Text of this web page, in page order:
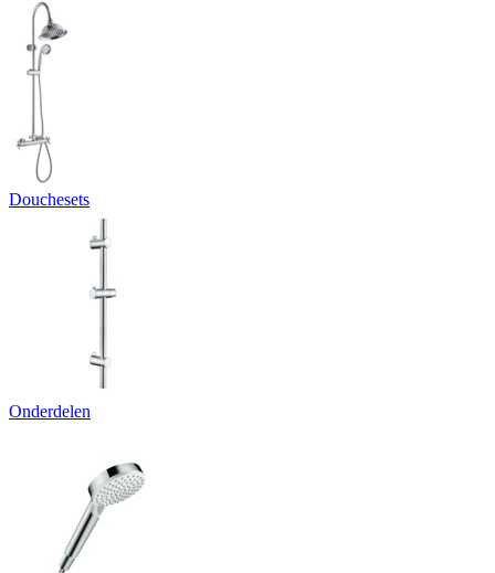
Douchesets
Onderdelen